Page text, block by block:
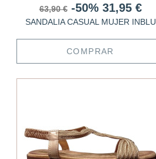
63,90 € -50% 31,95 €
SANDALIA CASUAL MUJER INBLU
COMPRAR